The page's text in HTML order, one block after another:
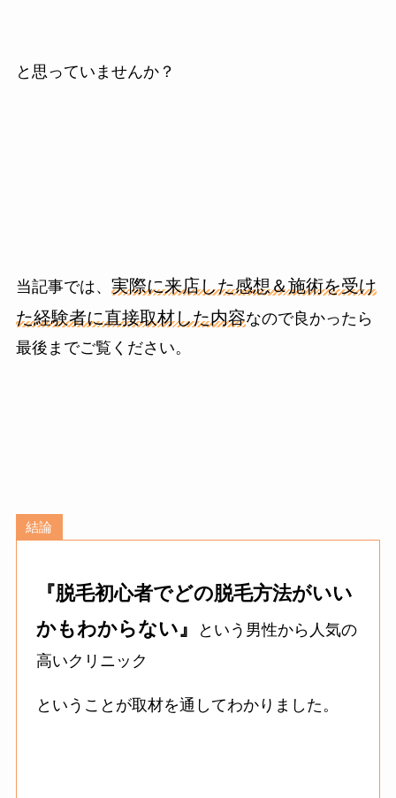
と思っていませんか？
当記事では、 実際に来店した感想＆施術を受け
た経験者に直接取材した内容なので良かったら
最後までご覧ください。
結論
『脱毛初心者でどの脱毛方法がいい
かもわからない』
という男性から人気の
高いクリニック
ということが取材を通してわかりました。